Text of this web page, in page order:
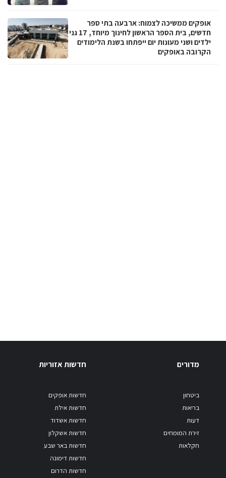
אופקים ממשיכה לצמוח: ארבעה בתי ספר
חדשים, בית הספר הראשון לחינוך מיוחד, 17 גני
ילדים ושני מעונות יום ייפתחו בשנת הלימודים
הקרובה באופקים
מדורים
ביטחון
בריאות
דעות
זירת המומחים
חקלאות
חדשות אזוריות
חדשות אופקים
חדשות אילת
חדשות אשדוד
חדשות אשקלון
חדשות באר שבע
חדשות דימונה
חדשות הדרום